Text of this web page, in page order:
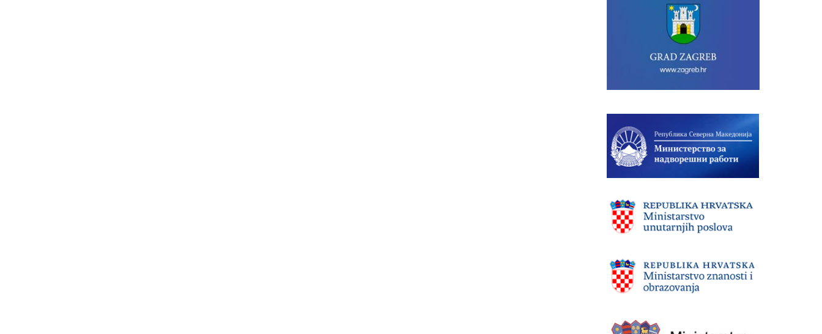
o
o
k